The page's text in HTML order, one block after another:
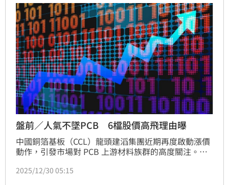
盤前／人氣不墜PCB 6檔股價高飛理由曝
中國銅箔基板（CCL）龍頭建滔集團近期再度啟動漲價
動作，引發市場對 PCB 上游材料族群的高度關注。法
及 AI 相關需求帶動影響，相關材料價格已難以由廠商
2025/12/30 05:15